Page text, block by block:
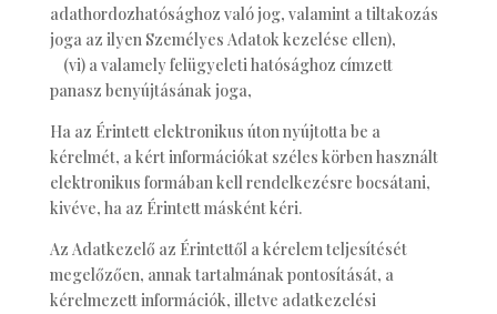
adathordozhatósághoz való jog, valamint a tiltakozás
joga az ilyen Személyes Adatok kezelése ellen),
(vi) a valamely felügyeleti hatósághoz címzett
panasz benyújtásának joga,
Ha az Érintett elektronikus úton nyújtotta be a
kérelmét, a kért információkat széles körben használt
elektronikus formában kell rendelkezésre bocsátani,
kivéve, ha az Érintett másként kéri.
Az Adatkezelő az Érintettől a kérelem teljesítését
megelőzően, annak tartalmának pontosítását, a
kérelmezett információk, illetve adatkezelési